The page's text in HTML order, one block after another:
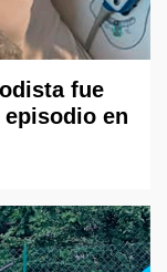
fue
en